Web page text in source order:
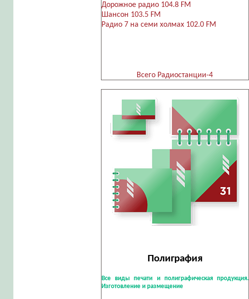
Дорожное радио 104.8 FM
Шансон 103.5 FM
Радио 7 на семи холмах 102.0 FM
Всего Радиостанции-4
Полиграфия
Все виды печати и полиграфическая продукция.
Изготовление и размещение